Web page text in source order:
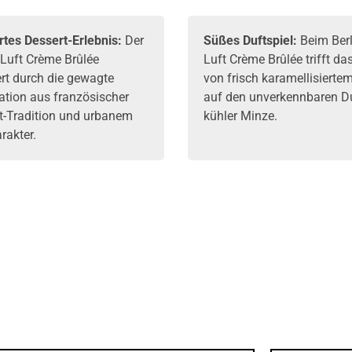
Dessert-Erlebnis: Der
Crème Brûlée
durch die gewagte
aus französischer
Tradition und urbanem
Süßes Duftspiel: Beim
Luft Crème Brûlée trifft
von frisch
auf den unverkennbaren
kühler Minze.